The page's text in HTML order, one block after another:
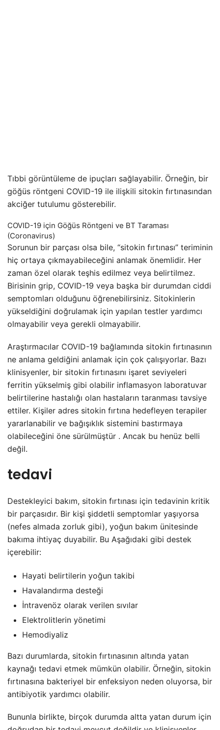
Tıbbi görüntüleme de ipuçları sağlayabilir. Örneğin, bir
göğüs röntgeni COVID-19 ile ilişkili sitokin fırtınasından
akciğer tutulumu gösterebilir.
COVID-19 için Göğüs Röntgeni ve BT Taraması
(Coronavirus)
Sorunun bir parçası olsa bile, “sitokin fırtınası” teriminin
hiç ortaya çıkmayabileceğini anlamak önemlidir. Her
zaman özel olarak teşhis edilmez veya belirtilmez.
Birisinin grip, COVID-19 veya başka bir durumdan ciddi
semptomları olduğunu öğrenebilirsiniz. Sitokinlerin
yükseldiğini doğrulamak için yapılan testler yardımcı
olmayabilir veya gerekli olmayabilir.
Araştırmacılar COVID-19 bağlamında sitokin fırtınasının
ne anlama geldiğini anlamak için çok çalışıyorlar. Bazı
klinisyenler, bir sitokin fırtınasını işaret seviyeleri
ferritin yükselmiş gibi olabilir inflamasyon laboratuvar
belirtilerine hastalığı olan hastaların taranması tavsiye
ettiler. Kişiler adres sitokin fırtına hedefleyen terapiler
yararlanabilir ve bağışıklık sistemini bastırmaya
olabileceğini öne sürülmüştür . Ancak bu henüz belli
değil.
tedavi
Destekleyici bakım, sitokin fırtınası için tedavinin kritik
bir parçasıdır. Bir kişi şiddetli semptomlar yaşıyorsa
(nefes almada zorluk gibi), yoğun bakım ünitesinde
bakıma ihtiyaç duyabilir. Bu Aşağıdaki gibi destek
içerebilir:
Hayati belirtilerin yoğun takibi
Havalandırma desteği
İntravenöz olarak verilen sıvılar
Elektrolitlerin yönetimi
Hemodiyaliz
Bazı durumlarda, sitokin fırtınasının altında yatan
kaynağı tedavi etmek mümkün olabilir. Örneğin, sitokin
fırtınasına bakteriyel bir enfeksiyon neden oluyorsa, bir
antibiyotik yardımcı olabilir.
Bununla birlikte, birçok durumda altta yatan durum için